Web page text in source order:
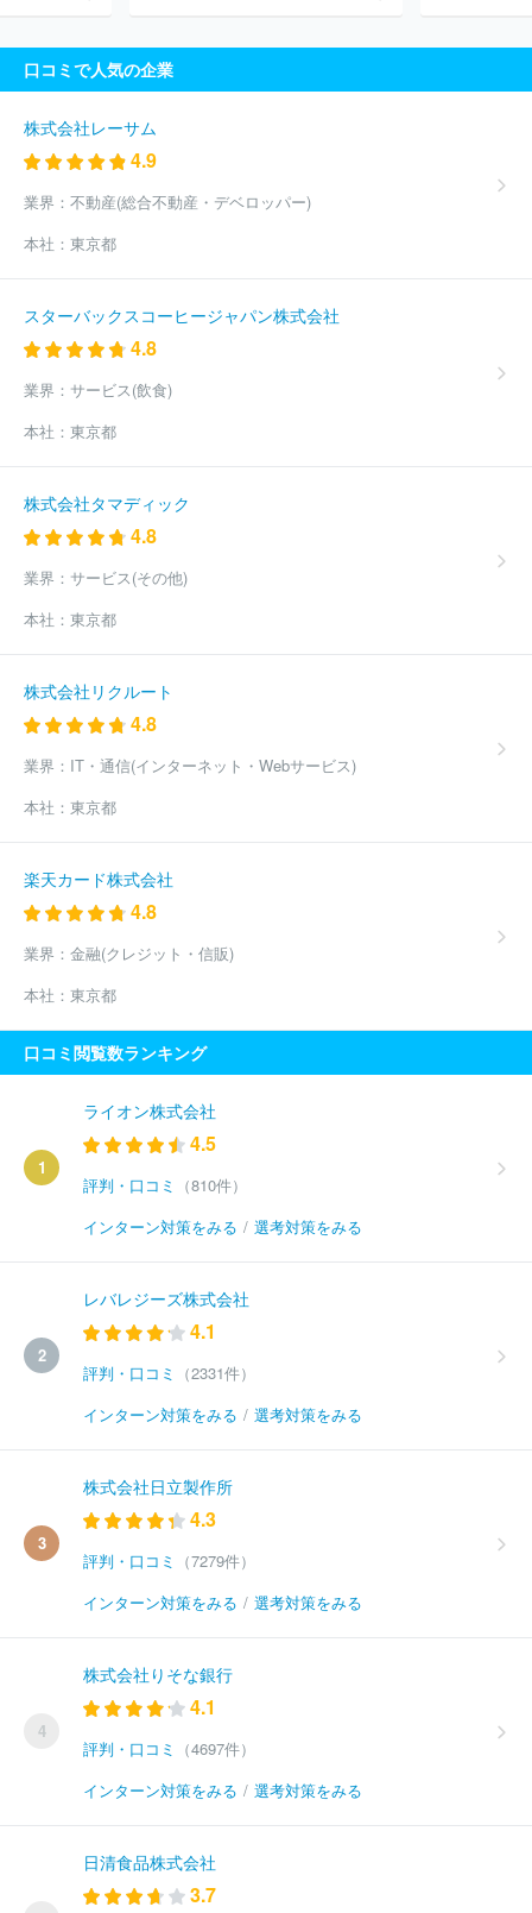
口コミで人気の企業
株式会社レーサム
4.9
業界： 不動産(総合不動産・デベロッパー)
本社： 東京都
スターバックスコーヒージャパン株式会社
4.8
業界： サービス(飲食)
本社： 東京都
株式会社タマディック
4.8
業界： サービス(その他)
本社： 東京都
株式会社リクルート
4.8
業界： IT・通信(インターネット・Webサービス)
本社： 東京都
楽天カード株式会社
4.8
業界： 金融(クレジット・信販)
本社： 東京都
口コミ閲覧数ランキング
1
ライオン株式会社
4.5
評判・口コミ
（810件）
インターン対策をみる / 選考対策をみる
2
レバレジーズ株式会社
4.1
評判・口コミ
（2331件）
インターン対策をみる / 選考対策をみる
3
株式会社日立製作所
4.3
評判・口コミ
（7279件）
インターン対策をみる / 選考対策をみる
4
株式会社りそな銀行
4.1
評判・口コミ
（4697件）
インターン対策をみる / 選考対策をみる
日清食品株式会社
3.7